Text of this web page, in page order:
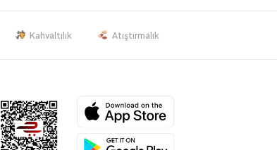
Kahvaltılık Atıştırmalık